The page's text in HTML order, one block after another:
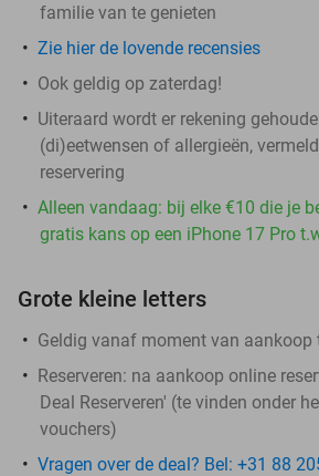
familie van te genieten
Zie hier de lovende recensies
Ook geldig op zaterdag!
Uiteraard wordt er rekening
(di)eetwensen of allergieën,
reservering
Alleen vandaag: bij elke €10 die je
gratis kans op een iPhone 17 Pro
Grote kleine letters
Geldig vanaf moment van
Reserveren: na aankoop online
Deal Reserveren' (te vinden onder
vouchers)
Vragen over de deal? Bel: +31 88